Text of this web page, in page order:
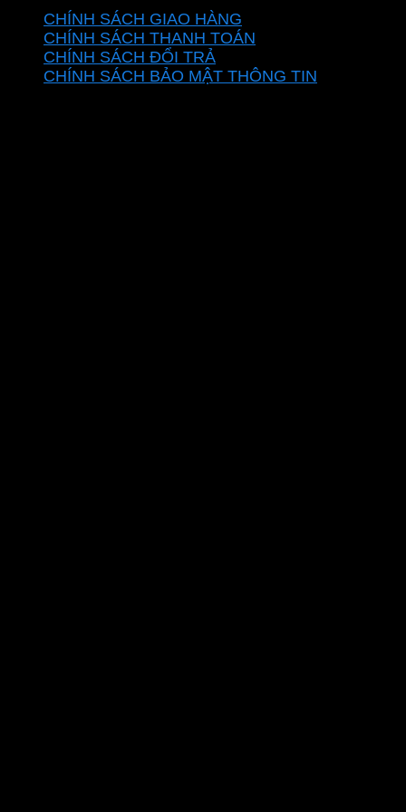
CHÍNH SÁCH GIAO HÀNG
CHÍNH SÁCH THANH TOÁN
CHÍNH SÁCH ĐỔI TRẢ
CHÍNH SÁCH BẢO MẬT THÔNG TIN